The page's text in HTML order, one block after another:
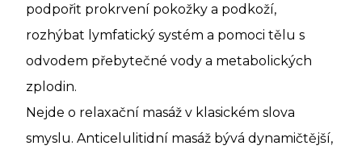
podpořit prokrvení pokožky a podkoží,
rozhýbat lymfatický systém a pomoci tělu s
odvodem přebytečné vody a metabolických
zplodin.
Nejde o relaxační masáž v klasickém slova
smyslu. Anticelulitidní masáž bývá dynamičtější,